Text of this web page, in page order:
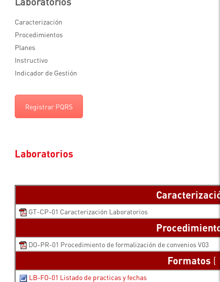
Caracterización
Procedimientos
Planes
Instructivo
Indicador de Gestión
Registrar PQRS
Laboratorios
GT-CP-01 Caracterización Laboratorios
DO-PR-01 Procedimiento de formalización de convenios V03
Formatos (
LB-FO-01 Listado de practicas y fechas